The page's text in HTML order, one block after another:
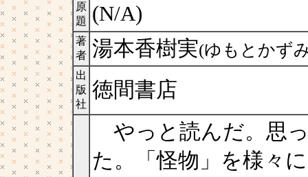
原
題
(N/A)
著
者 湯本香樹実(ゆもとかず
出
版
社
徳間書店
やっと読んだ。思
た。「怪物」を様々